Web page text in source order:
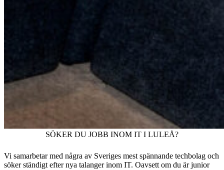
SÖKER DU JOBB INOM IT I LULEÅ?
Vi samarbetar med några av Sveriges mest spännande techbolag och
söker ständigt efter nya talanger inom IT. Oavsett om du är junior